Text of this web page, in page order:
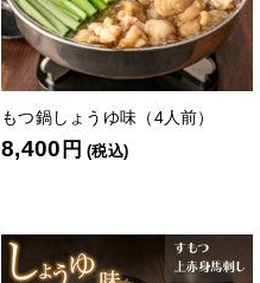
もつ鍋しょうゆ味（4人前）
8,400 円 (税込)